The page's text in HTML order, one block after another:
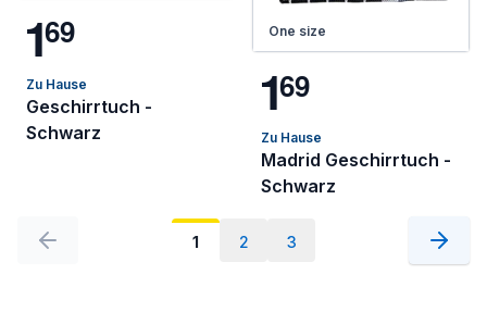
169
Zu Hause
Geschirrtuch -
Schwarz
One size
169
Zu Hause
Madrid Geschirrtuch -
Schwarz
1 2 3